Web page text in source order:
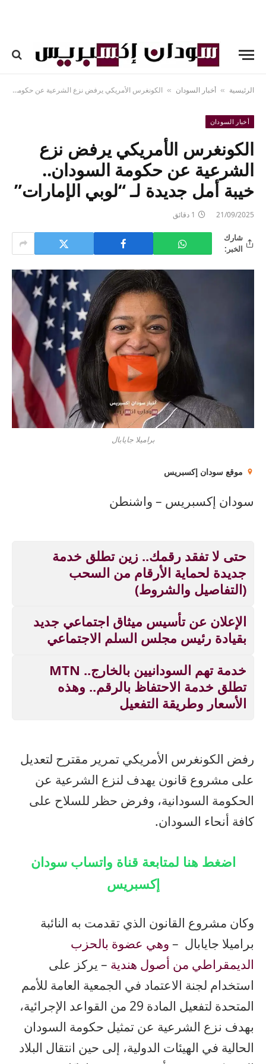
الرئيسية » أخبار السودان » الكونغرس الأمريكي يرفض نزع الشرعية عن حكومة السودان.. خيبة أمل جديدة لـ “لوبي الإمارات”
أخبار السودان
الكونغرس الأمريكي يرفض نزع
الشرعية عن حكومة السودان..
خيبة أمل جديدة لـ “لوبي الإمارات”
21/09/2025 1 دقائق
شارك
الخبر:
براميلا جايابال
موقع سودان إكسبريس
سودان إكسبريس – واشنطن
حتى لا تفقد رقمك.. زين تطلق خدمة
جديدة لحماية الأرقام من السحب
(التفاصيل والشروط)
الإعلان عن تأسيس ميثاق اجتماعي جديد
بقيادة رئيس مجلس السلم الاجتماعي
خدمة تهم السودانيين بالخارج.. MTN
تطلق خدمة الاحتفاظ بالرقم.. وهذه
الأسعار وطريقة التفعيل
رفض الكونغرس الأمريكي تمرير مقترح لتعديل
على مشروع قانون يهدف لنزع الشرعية عن
الحكومة السودانية، وفرض حظر للسلاح على
كافة أنحاء السودان.
اضغط هنا لمتابعة قناة واتساب سودان
إكسبريس
وكان مشروع القانون الذي تقدمت به النائبة
براميلا جايابال – وهي عضوة بالحزب
الديمقراطي من أصول هندية – يركز على
استخدام لجنة الاعتماد في الجمعية العامة للأمم
المتحدة لتفعيل المادة 29 من القواعد الإجرائية،
بهدف نزع الشرعية عن تمثيل حكومة السودان
الحالية في الهيئات الدولية، إلى حين انتقال البلاد